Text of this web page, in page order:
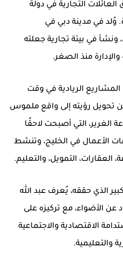
التجارية في دولة
وُلد في مدينة دبي في
ونشأ في بيئة تجارية جعلته
منذ الصغر.
الريادية في وقت
تحويل رؤيته إلى واقع ملموس
التي أصبحت لاحقًا
الأعمال في الخليج، وتنشط
التمويل، والتعليم.
الذي حققه، يُعرف عبد الله
عن الأضواء، مع تركيزه على
الاقتصادية والاجتماعية
والتعليمية.